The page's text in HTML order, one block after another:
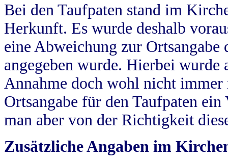
Bei den Taufpaten stand im
Herkunft. Es wurde deshalb
eine Abweichung zur
angegeben wurde. Hierbei wurde
Annahme doch wohl nicht
Ortsangabe für den Taufpaten
man aber von der Richtigkeit
Zusätzliche Angaben im